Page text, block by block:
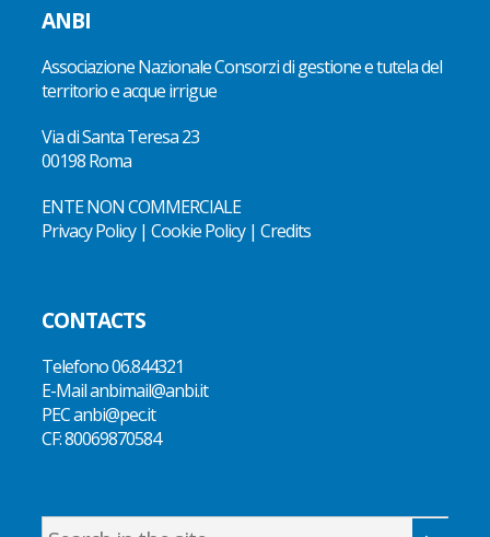
ANBI
Associazione Nazionale Consorzi di gestione e tutela del
territorio e acque irrigue
Via di Santa Teresa 23
00198 Roma
ENTE NON COMMERCIALE
Privacy Policy| Cookie Policy| Credits
CONTACTS
Telefono06.844321
E-Mailanbimail@anbi.it
PEC anbi@pec.it
CF:80069870584